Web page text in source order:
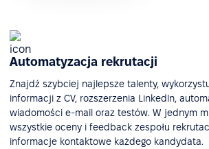
Automatyzacja rekrutacji
Znajdź szybciej najlepsze talenty,
informacji z CV, rozszerzenia Linkedln,
wiadomości e-mail oraz testów. W jednym
wszystkie oceny i feedback zespołu
informacje kontaktowe każdego kandydata.